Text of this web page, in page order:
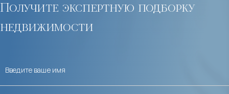
Получите экспертную подборку
недвижимости